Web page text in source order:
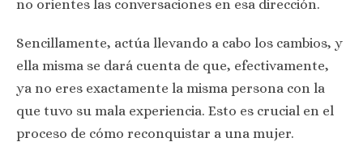
no orientes las conversaciones en esa dirección.
Sencillamente, actúa llevando a cabo los cambios, y
ella misma se dará cuenta de que, efectivamente,
ya no eres exactamente la misma persona con la
que tuvo su mala experiencia. Esto es crucial en el
proceso de cómo reconquistar a una mujer.